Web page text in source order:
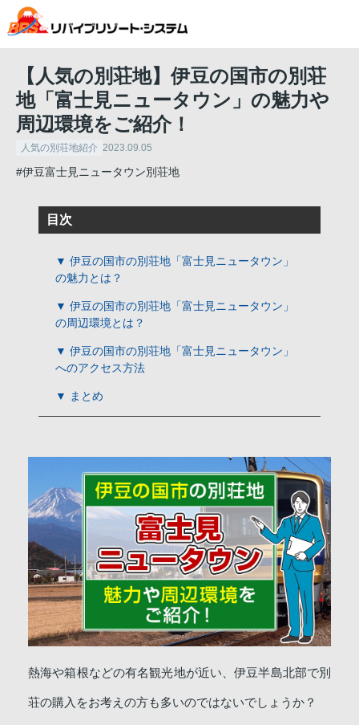
【人気の別荘地】伊豆の国市の別荘
地「富士見ニュータウン」の魅力や
周辺環境をご紹介！
人気の別荘地紹介 2023.09.05
#伊豆富士見ニュータウン別荘地
目次
▼ 伊豆の国市の別荘地「富士見ニュータウン」
の魅力とは？
▼ 伊豆の国市の別荘地「富士見ニュータウン」
の周辺環境とは？
▼ 伊豆の国市の別荘地「富士見ニュータウン」
へのアクセス方法
▼ まとめ
熱海や箱根などの有名観光地が近い、伊豆半島北部で別
荘の購入をお考えの方も多いのではないでしょうか？